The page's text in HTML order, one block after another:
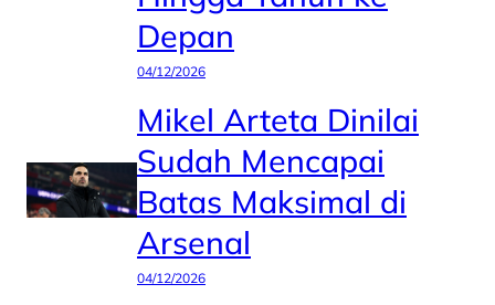
Depan
04/12/2026
Mikel Arteta Dinilai
Sudah Mencapai
Batas Maksimal di
Arsenal
04/12/2026